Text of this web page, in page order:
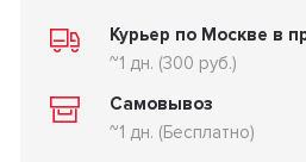
Курьер по Москве в
~1 дн. (300 руб.)
Самовывоз
~1 дн. (Бесплатно)